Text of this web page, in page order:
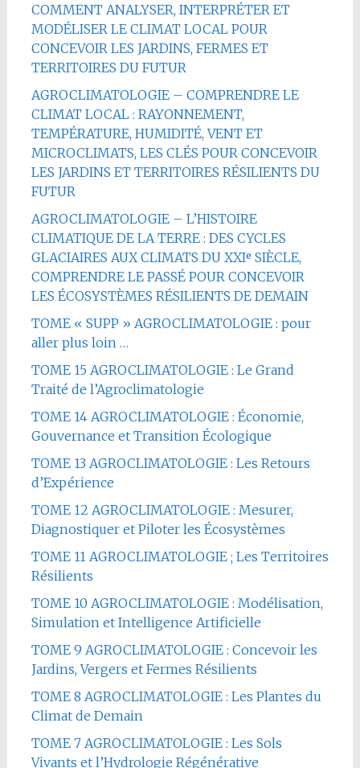
COMMENT ANALYSER, INTERPRÉTER ET
MODÉLISER LE CLIMAT LOCAL POUR
CONCEVOIR LES JARDINS, FERMES ET
TERRITOIRES DU FUTUR
AGROCLIMATOLOGIE – COMPRENDRE LE
CLIMAT LOCAL : RAYONNEMENT,
TEMPÉRATURE, HUMIDITÉ, VENT ET
MICROCLIMATS, LES CLÉS POUR CONCEVOIR
LES JARDINS ET TERRITOIRES RÉSILIENTS DU
FUTUR
AGROCLIMATOLOGIE – L’HISTOIRE
CLIMATIQUE DE LA TERRE : DES CYCLES
GLACIAIRES AUX CLIMATS DU XXIᵉ SIÈCLE,
COMPRENDRE LE PASSÉ POUR CONCEVOIR
LES ÉCOSYSTÈMES RÉSILIENTS DE DEMAIN
TOME « SUPP » AGROCLIMATOLOGIE : pour
aller plus loin …
TOME 15 AGROCLIMATOLOGIE : Le Grand
Traité de l’Agroclimatologie
TOME 14 AGROCLIMATOLOGIE : Économie,
Gouvernance et Transition Écologique
TOME 13 AGROCLIMATOLOGIE : Les Retours
d’Expérience
TOME 12 AGROCLIMATOLOGIE : Mesurer,
Diagnostiquer et Piloter les Écosystèmes
TOME 11 AGROCLIMATOLOGIE ; Les Territoires
Résilients
TOME 10 AGROCLIMATOLOGIE : Modélisation,
Simulation et Intelligence Artificielle
TOME 9 AGROCLIMATOLOGIE : Concevoir les
Jardins, Vergers et Fermes Résilients
TOME 8 AGROCLIMATOLOGIE : Les Plantes du
Climat de Demain
TOME 7 AGROCLIMATOLOGIE : Les Sols
Vivants et l’Hydrologie Régénérative